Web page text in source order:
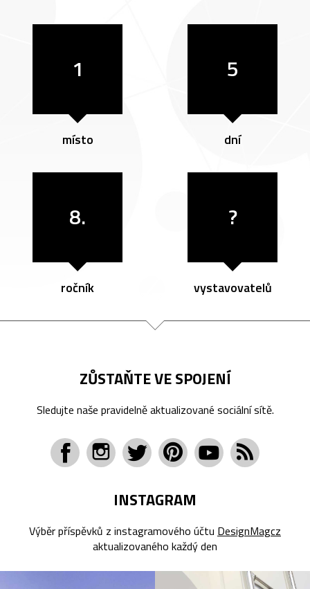
1
místo
5
dní
8.
ročník
?
vystavovatelů
ZŮSTAŇTE VE SPOJENÍ
Sledujte naše pravidelně aktualizované sociální sítě.
INSTAGRAM
Výběr příspěvků z instagramového účtu DesignMagcz
aktualizovaného každý den